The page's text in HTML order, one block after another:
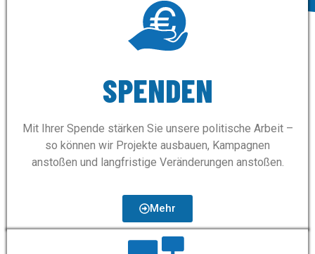
SPENDEN
Mit Ihrer Spende stärken Sie unsere politische Arbeit –
so können wir Projekte ausbauen, Kampagnen
anstoßen und langfristige Veränderungen anstoßen.
Mehr